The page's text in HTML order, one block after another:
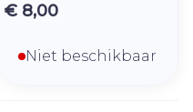
€ 8,00
Niet beschikbaar